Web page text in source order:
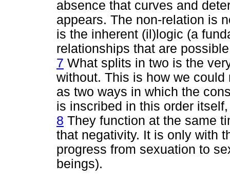
absence that curves and
appears. The non-relation is
is the inherent (il)logic (a
relationships that are
7 What splits in two is the
without. This is how we
as two ways in which the
is inscribed in this order
8 They function at the same
that negativity. It is only with
progress from sexuation to
beings).